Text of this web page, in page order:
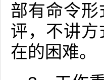
部有命令
评，不讲
在的困难。